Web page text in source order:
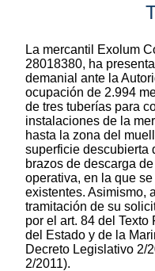
La mercantil Exolum
28018380, ha
demanial ante la
ocupación de 2.994
de tres tuberías para
instalaciones de la
hasta la zona del
superficie descubierta
brazos de descarga
operativa, en la que
existentes. Asimismo,
tramitación de su
por el art. 84 del
del Estado y de la
Decreto Legislativo 2/
2/2011).